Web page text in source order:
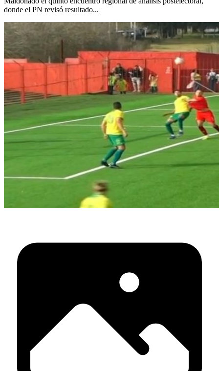
donde el PN revisó resultado...